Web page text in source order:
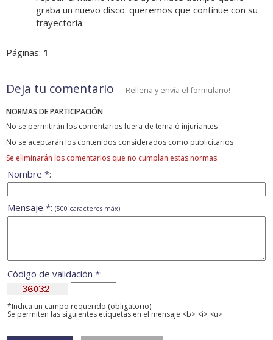
graba un nuevo disco. queremos que continue con su
trayectoria.
Páginas: 1
Deja tu comentario Rellena y envía el formulario!
NORMAS DE PARTICIPACIÓN
No se permitirán los comentarios fuera de tema ó injuriantes
No se aceptarán los contenidos considerados como publicitarios
Se eliminarán los comentarios que no cumplan estas normas
Nombre *:
Mensaje *: (500 caracteres máx)
Código de validación *:
*Indica un campo requerido (obligatorio)
Se permiten las siguientes etiquetas en el mensaje <b> <i> <u>